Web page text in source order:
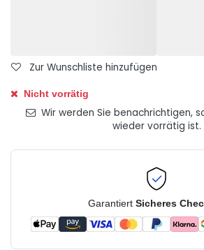
Zur Wunschliste hinzufügen
Nicht vorrätig
Wir werden Sie benachrichtigen,
wieder vorrätig ist.
Garantiert Sicheres